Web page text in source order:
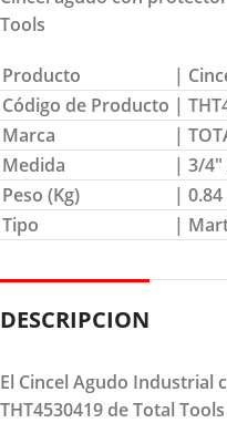
Tools
Producto
|
Código de Producto |
Marca
|
Medida
| 3/4″
Peso (Kg)
| 0.84
Tipo
|
DESCRIPCION
El Cincel Agudo Industrial
THT4530419 de Total